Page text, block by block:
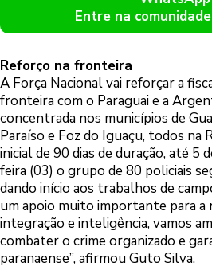
Entre na
Reforço na fronteira
A Força Nacional vai reforçar a
fronteira com o Paraguai e a
concentrada nos municípios de
Paraíso e Foz do Iguaçu, todos na
inicial de 90 dias de duração, até 5
feira (03) o grupo de 80 policiais
dando início aos trabalhos de
um apoio muito importante para a
integração e inteligência, vamos
combater o crime organizado e
paranaense”, afirmou Guto Silva.